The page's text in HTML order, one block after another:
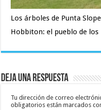
Los árboles de Punta
Hobbiton: el pueblo de
Deja una respuesta
Tu dirección de correo
obligatorios están marcados